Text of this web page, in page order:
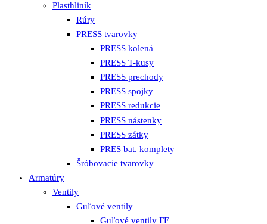
Plasthliník
Rúry
PRESS tvarovky
PRESS kolená
PRESS T-kusy
PRESS prechody
PRESS spojky
PRESS redukcie
PRESS nástenky
PRESS zátky
PRES bat. komplety
Šróbovacie tvarovky
Armatúry
Ventily
Guľové ventily
Guľové ventily FF